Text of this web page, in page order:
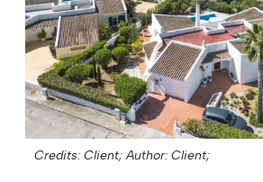
Credits: Client; Author: Client;